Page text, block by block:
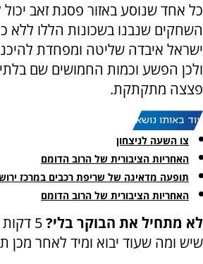
כל אחד שנוסע באזור פסגת זאב יכול
השחקים שנבנו בשכונות הללו ללא
ישראל איבדה שליטה ומפחדת
ולכן הפשע וכמות החמושים שם
פצצה מתקתקת.
עוד באותו נושא:
צו השעה לניצחון
האחריות הציבורית של הרוב הדומם
תופעה מדאיגה של שריפת רכבים במרכז
האחריות הציבורית של הרוב הדומם
לא מתחיל את הבוקר בלי?
5
שיש ומה שעוד יבוא ומיד לאחר מכן